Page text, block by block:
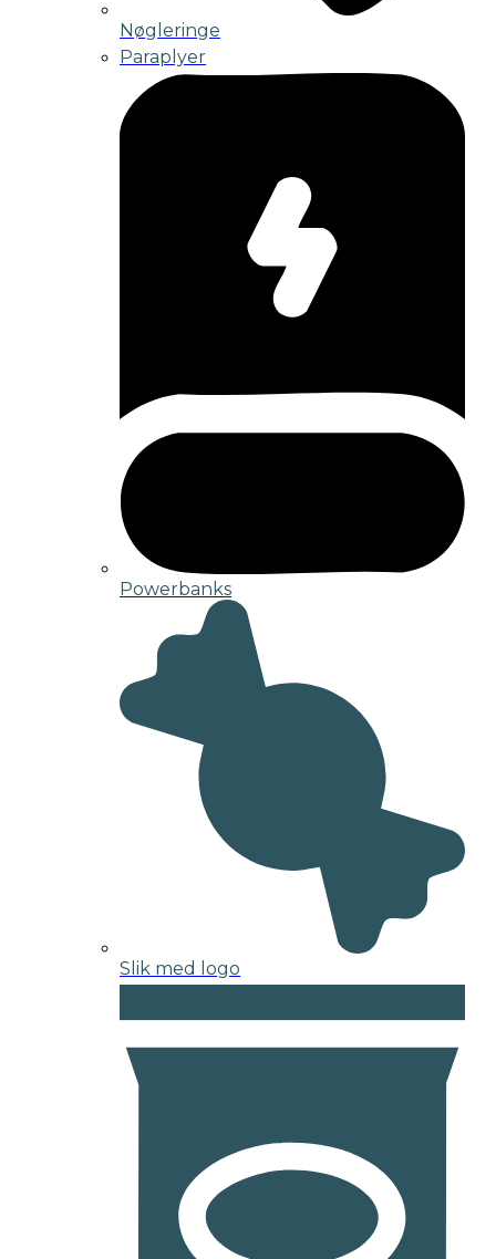
Nøgleringe
Paraplyer
Powerbanks
Slik med logo